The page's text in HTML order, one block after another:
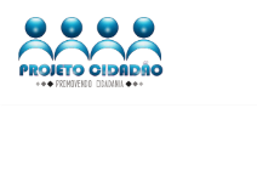
Pular